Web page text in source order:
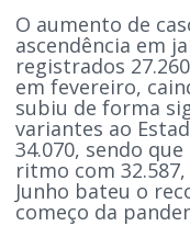
O aumento de
ascendência em
registrados
em fevereiro,
subiu de forma
variantes ao
34.070, sendo
ritmo com
Junho bateu o
começo da